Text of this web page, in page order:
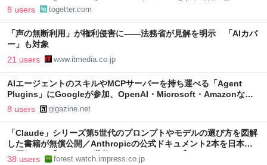
れたので、「ひろゆき氏」のものを伝えると「本人確認が取れまし
8 users togetter.com
「声の無断利用」が権利侵害に――法務省が見解を明示 「AIカバ
ー」も対象
21 users www.itmedia.co.jp
AIエージェントのスキルやMCPサーバーを持ち運べる「Agent
Plugins」にGoogleが参加、OpenAI・Microsoft・Amazonなど
と共同推進
8 users gigazine.net
「Claude」シリーズ第5世代のプロンプトやモデルの選び方を図解
した書籍が無償公開／Anthropicの公式ドキュメント2本を日本語
で図解した『Claude 5世代 マスターガイド』【Book Watch/ニュ
38 users forest.watch.impress.co.jp